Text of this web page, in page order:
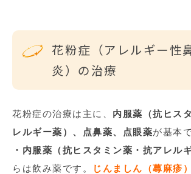
花粉症（アレルギー性
炎）の治療
花粉症の治療は主に、 内服薬（抗ヒス
レルギー薬）、点鼻薬、点眼薬が基本
・内服薬（抗ヒスタミン薬・抗アレル
らは飲み薬です。
じんましん（蕁麻疹）